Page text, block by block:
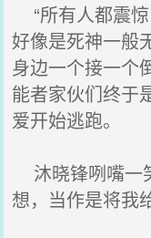
“所有人都震
好像是死神一般
身边一个接一个
能者家伙们终于
爱开始逃跑。
沐晓锋咧嘴一
想，当作是将我